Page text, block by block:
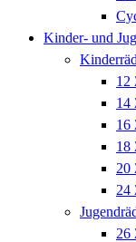
Kinder- und
12
14
16
18
20
24
26